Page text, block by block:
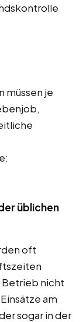
müssen je
üblichen
oft
Betrieb nicht
am
sogar in der